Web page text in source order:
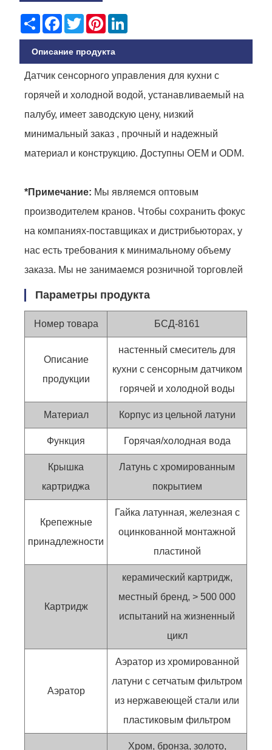
ShareFacebook
TwitterPinterest
Описание продукта
Датчик сенсорного управления для кухни с
горячей и холодной водой, устанавливаемый на
палубу, имеет заводскую цену, низкий
минимальный заказ , прочный и надежный
материал и конструкцию. Доступны OEM и ODM.
*Примечание: Мы являемся оптовым
производителем кранов. Чтобы сохранить фокус
на компаниях-поставщиках и дистрибьюторах, у
нас есть требования к минимальному объему
заказа. Мы не занимаемся розничной торговлей
Параметры продукта
Номер товара БСД-8161
Описание
продукции
настенный смеситель для
кухни с сенсорным датчиком
горячей и холодной воды
Материал Корпус из цельной латуни
Функция Горячая/холодная вода
Крышка
картриджа
Латунь с хромированным
покрытием
Крепежные
принадлежности
Гайка латунная, железная с
оцинкованной монтажной
пластиной
Картридж
керамический картридж,
местный бренд, > 500 000
испытаний на жизненный
цикл
Аэратор
Аэратор из хромированной
латуни с сетчатым фильтром
из нержавеющей стали или
пластиковым фильтром
Хром, бронза, золото,